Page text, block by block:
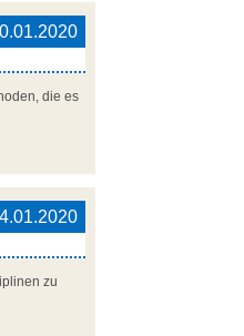
die es
zu